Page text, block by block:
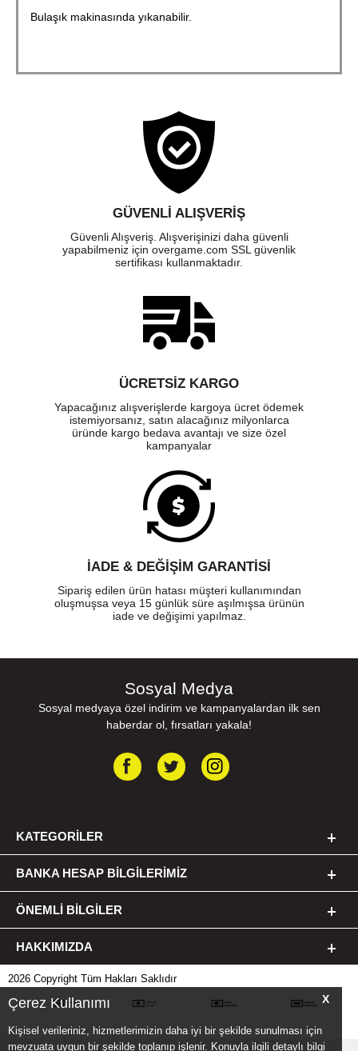
X
Çerez Kullanımı
Kişisel verileriniz, hizmetlerimizin daha iyi bir şekilde sunulması için
mevzuata uygun bir şekilde toplanıp işlenir. Konuyla ilgili detaylı bilgi
Bulaşık makinasında yıkanabilir.
GÜVENLI ALIŞVERIŞ
Güvenli Alışveriş. Alışverişinizi daha güvenli
yapabilmeniz için overgame.com SSL güvenlik
sertifikası kullanmaktadır.
ÜCRETSIZ KARGO
Yapacağınız alışverişlerde kargoya ücret ödemek
istemiyorsanız, satın alacağınız milyonlarca
üründe kargo bedava avantajı ve size özel
kampanyalar
İADE & DEĞİŞİM GARANTİSİ
Sipariş edilen ürün hatası müşteri kullanımından
oluşmuşsa veya 15 günlük süre aşılmışsa ürünün
iade ve değişimi yapılmaz.
Sosyal Medya
Sosyal medyaya özel indirim ve kampanyalardan ilk sen
haberdar ol, fırsatları yakala!
KATEGORILER
BANKA HESAP BILGILERIMIZ
ÖNEMLI BILGILER
HAKKIMIZDA
2026 Copyright Tüm Hakları Saklıdır